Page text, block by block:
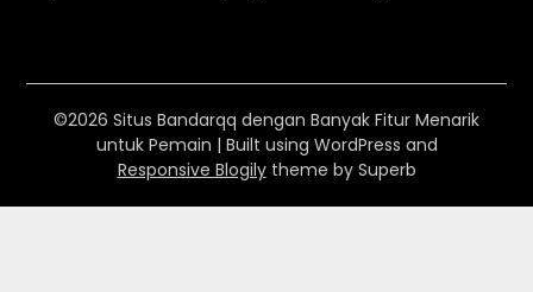
©2026 Situs Bandarqq dengan Banyak Fitur Menarik
untuk Pemain | Built using WordPress and
Responsive Blogilytheme by Superb